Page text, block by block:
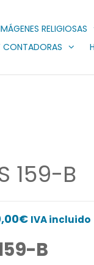
RELIGIOSAS
CONTADORAS
159-B
€Rango
precios:
IVA incluido
B